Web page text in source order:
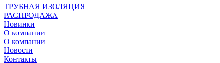
ТРУБНАЯ ИЗОЛЯЦИЯ
РАСПРОДАЖА
Новинки
О компании
О компании
Новости
Контакты